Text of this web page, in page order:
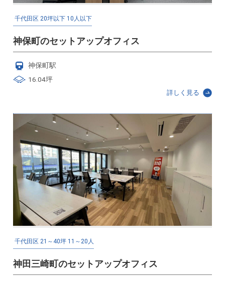
千代田区 20坪以下 10人以下
神保町のセットアップオフィス
神保町駅
16.04坪
詳しく見る
千代田区 21～40坪 11～20人
神田三崎町のセットアップオフィス